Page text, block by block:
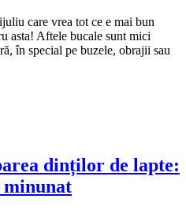
care vrea tot ce e mai bun
asta! Aftele bucale sunt mici
în special pe buzele, obrajii sau
dinților de lapte:
minunat